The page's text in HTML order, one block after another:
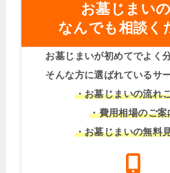
お墓じまい
なんでも相談く
お墓じまいが初めてでよく
そんな方に選ばれているサ
・お墓じまいの流れ
・費用相場のご案
・お墓じまいの無料